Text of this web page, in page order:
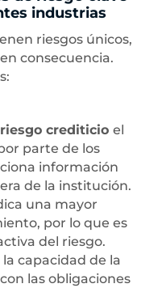
industrias
riesgos únicos,
consecuencia.
crediticio el
parte de los
información
de la institución.
una mayor
por lo que es
del riesgo.
capacidad de la
las obligaciones